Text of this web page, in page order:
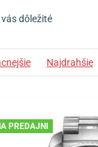
dôležité
Najdrahšie
PREDAJNI